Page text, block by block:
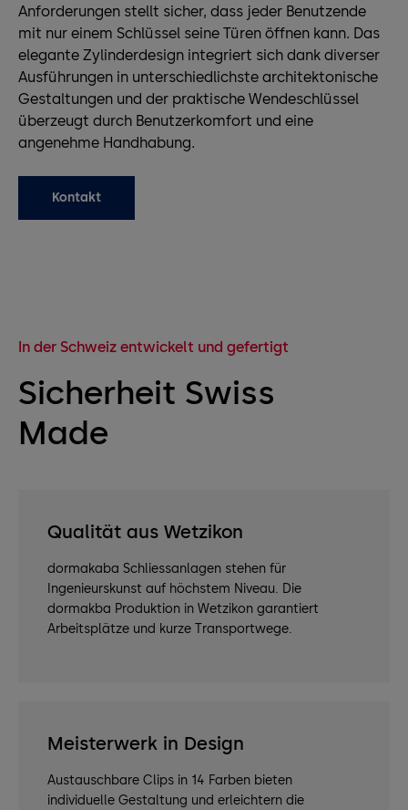
Anforderungen stellt sicher, dass jeder Benutzende
mit nur einem Schlüssel seine Türen öffnen kann. Das
elegante Zylinderdesign integriert sich dank diverser
Ausführungen in unterschiedlichste architektonische
Gestaltungen und der praktische Wendeschlüssel
überzeugt durch Benutzerkomfort und eine
angenehme Handhabung.
Kontakt
In der Schweiz entwickelt und gefertigt
Sicherheit Swiss
Made
Qualität aus Wetzikon
dormakaba Schliessanlagen stehen für
Ingenieurskunst auf höchstem Niveau. Die
dormakba Produktion in Wetzikon garantiert
Arbeitsplätze und kurze Transportwege.
Meisterwerk in Design
Austauschbare Clips in 14 Farben bieten
individuelle Gestaltung und erleichtern die